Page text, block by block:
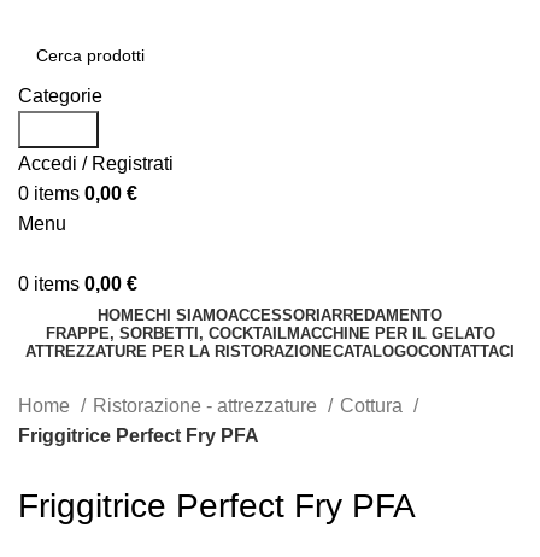
Categorie
Accedi / Registrati
0 items 0,00 €
Menu
0 items 0,00 €
HOMECHI SIAMOACCESSORI ARREDAMENTO
FRAPPE, SORBETTI, COCKTAILMACCHINE PER IL GELATO
ATTREZZATURE PER LA RISTORAZIONECATALOGOCONTATTACI
Home Ristorazione - attrezzature
Cottura
Friggitrice Perfect Fry PFA
Friggitrice Perfect Fry PFA